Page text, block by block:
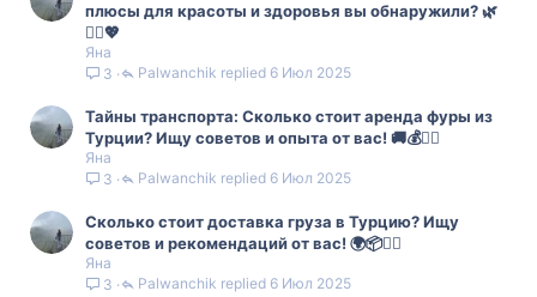
плюсы для красоты и здоровья вы обнаружили? 🌿
🧖‍♀️💖
Яна
3
6 Июл 2025
Palwanchik
Тайны транспорта: Сколько стоит аренда фуры из
Турции? Ищу советов и опыта от вас! 🚚💰💁‍♀️
Яна
3
6 Июл 2025
Palwanchik
Сколько стоит доставка груза в Турцию? Ищу
советов и рекомендаций от вас! 🌍📦💁‍♀️
Яна
3
6 Июл 2025
Palwanchik